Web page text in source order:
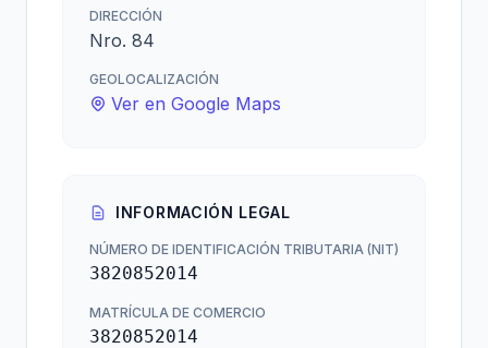
DIRECCIÓN
Nro. 84
GEOLOCALIZACIÓN
Ver en Google Maps
INFORMACIÓN LEGAL
NÚMERO DE IDENTIFICACIÓN TRIBUTARIA (NIT)
3820852014
MATRÍCULA DE COMERCIO
3820852014